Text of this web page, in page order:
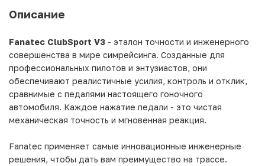
Описание
Fanatec ClubSport V3 - эталон точности и инженерного
совершенства в мире симрейсинга. Созданные для
профессиональных пилотов и энтузиастов, они
обеспечивают реалистичные усилия, контроль и отклик,
сравнимые с педалями настоящего гоночного
автомобиля. Каждое нажатие педали - это чистая
механическая точность и мгновенная реакция.
Fanatec применяет самые инновационные инженерные
решения, чтобы дать вам преимущество на трассе.